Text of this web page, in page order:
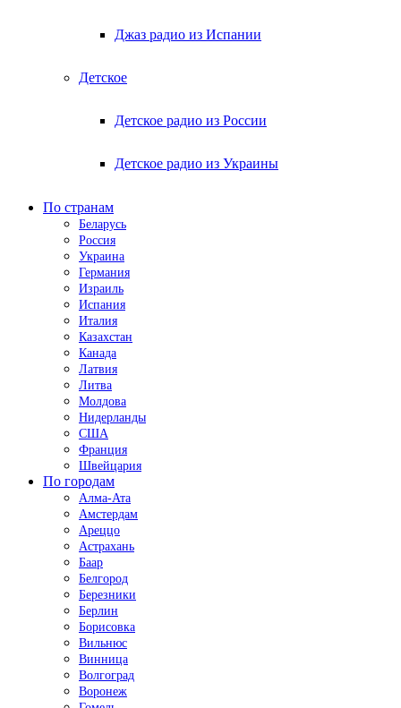
Джаз радио из Испании
Детское
Детское радио из России
Детское радио из Украины
По странам
Беларусь
Россия
Украина
Германия
Израиль
Испания
Италия
Казахстан
Канада
Латвия
Литва
Молдова
Нидерланды
США
Франция
Швейцария
По городам
Алма-Ата
Амстердам
Ареццо
Астрахань
Баар
Белгород
Березники
Берлин
Борисовка
Вильнюс
Винница
Волгоград
Воронеж